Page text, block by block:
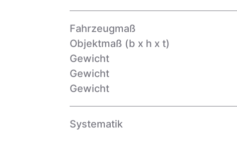
Fahrzeugmaß
Objektmaß (b x h x t)
Gewicht
Gewicht
Gewicht
Systematik